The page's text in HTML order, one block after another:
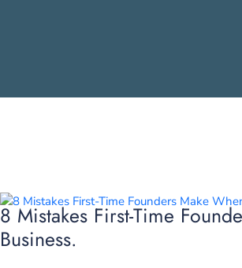
8 Mistakes First-Time
Business.